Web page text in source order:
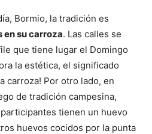
Bormio, la tradición es
su carroza. Las calles se
que tiene lugar el Domingo
la estética, el significado
carroza! Por otro lado, en
de tradición campesina,
participantes tienen un huevo
huevos cocidos por la punta